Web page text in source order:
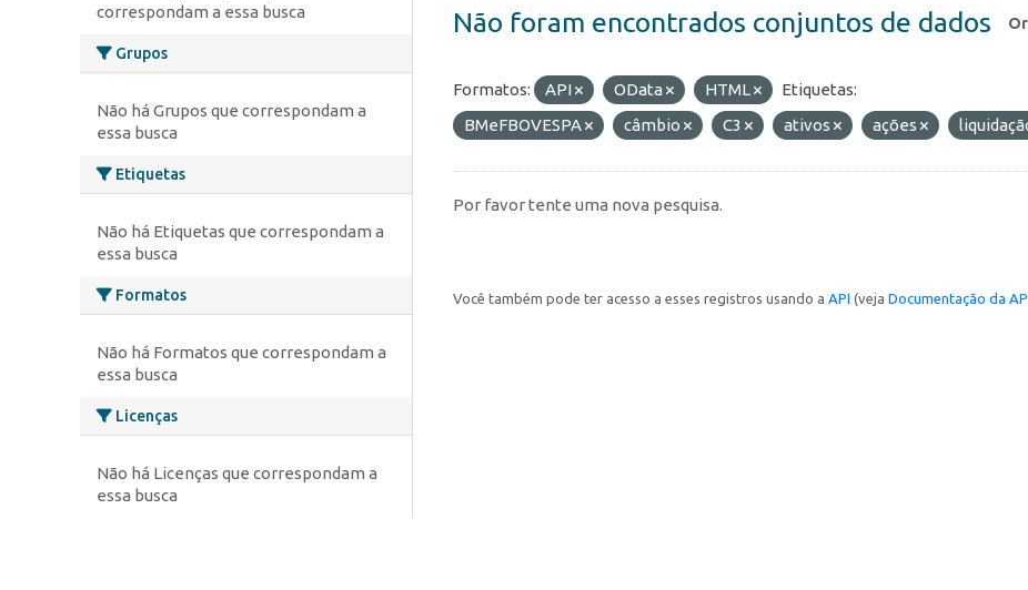
correspondam a essa busca
Grupos
Não há Grupos que correspondam a
essa busca
Etiquetas
Não há Etiquetas que correspondam a
essa busca
Formatos
Não há Formatos que correspondam a
essa busca
Licenças
Não há Licenças que correspondam a
essa busca
Não foram encontrados conjuntos de dados
Formatos: API OData HTML
Etiquetas:
BMeFBOVESPA
câmbio C3 ativos ações
Por favor tente uma nova pesquisa.
Você também pode ter acesso a esses registros usando a API (veja Documentação da